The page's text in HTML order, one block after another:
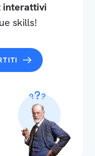
interattivi
skills!